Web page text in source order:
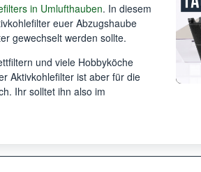
in Umlufthauben. In diesem
euer Abzugshaube
gewechselt werden sollte.
und viele Hobbyköche
Aktivkohlefilter ist aber für die
Ihr solltet ihn also im